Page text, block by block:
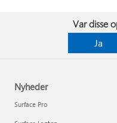
Var disse
Ja
Nyheder
Surface Pro